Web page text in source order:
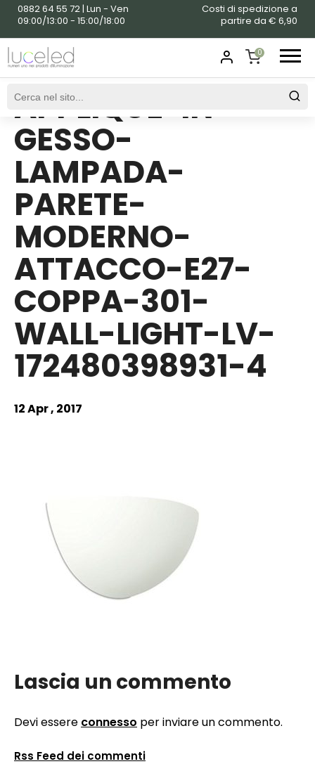
0882 64 55 72 | Lun - Ven
09:00/13:00 - 15:00/18:00
Costi di spedizione a
partire da € 6,90
0
SHOPPING
APPLIQUE-IN-
GESSO-
LAMPADA-
PARETE-
MODERNO-
ATTACCO-E27-
COPPA-301-
WALL-LIGHT-LV-
172480398931-4
12 Apr , 2017
Lascia un commento
Devi essere connesso per inviare un commento.
Rss Feed dei commenti